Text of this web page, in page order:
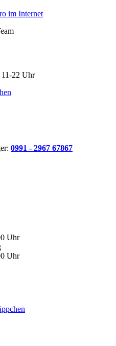
11-22 Uhr
: 0991 - 2967 67867
Uhr
Uhr